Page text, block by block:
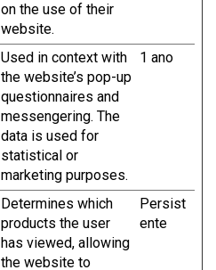
on the use of their
website.
Used in context with
the website’s pop-up
questionnaires and
messengering. The
data is used for
statistical or
marketing purposes.
1 ano
Determines which
products the user
has viewed, allowing
the website to
Persist
ente